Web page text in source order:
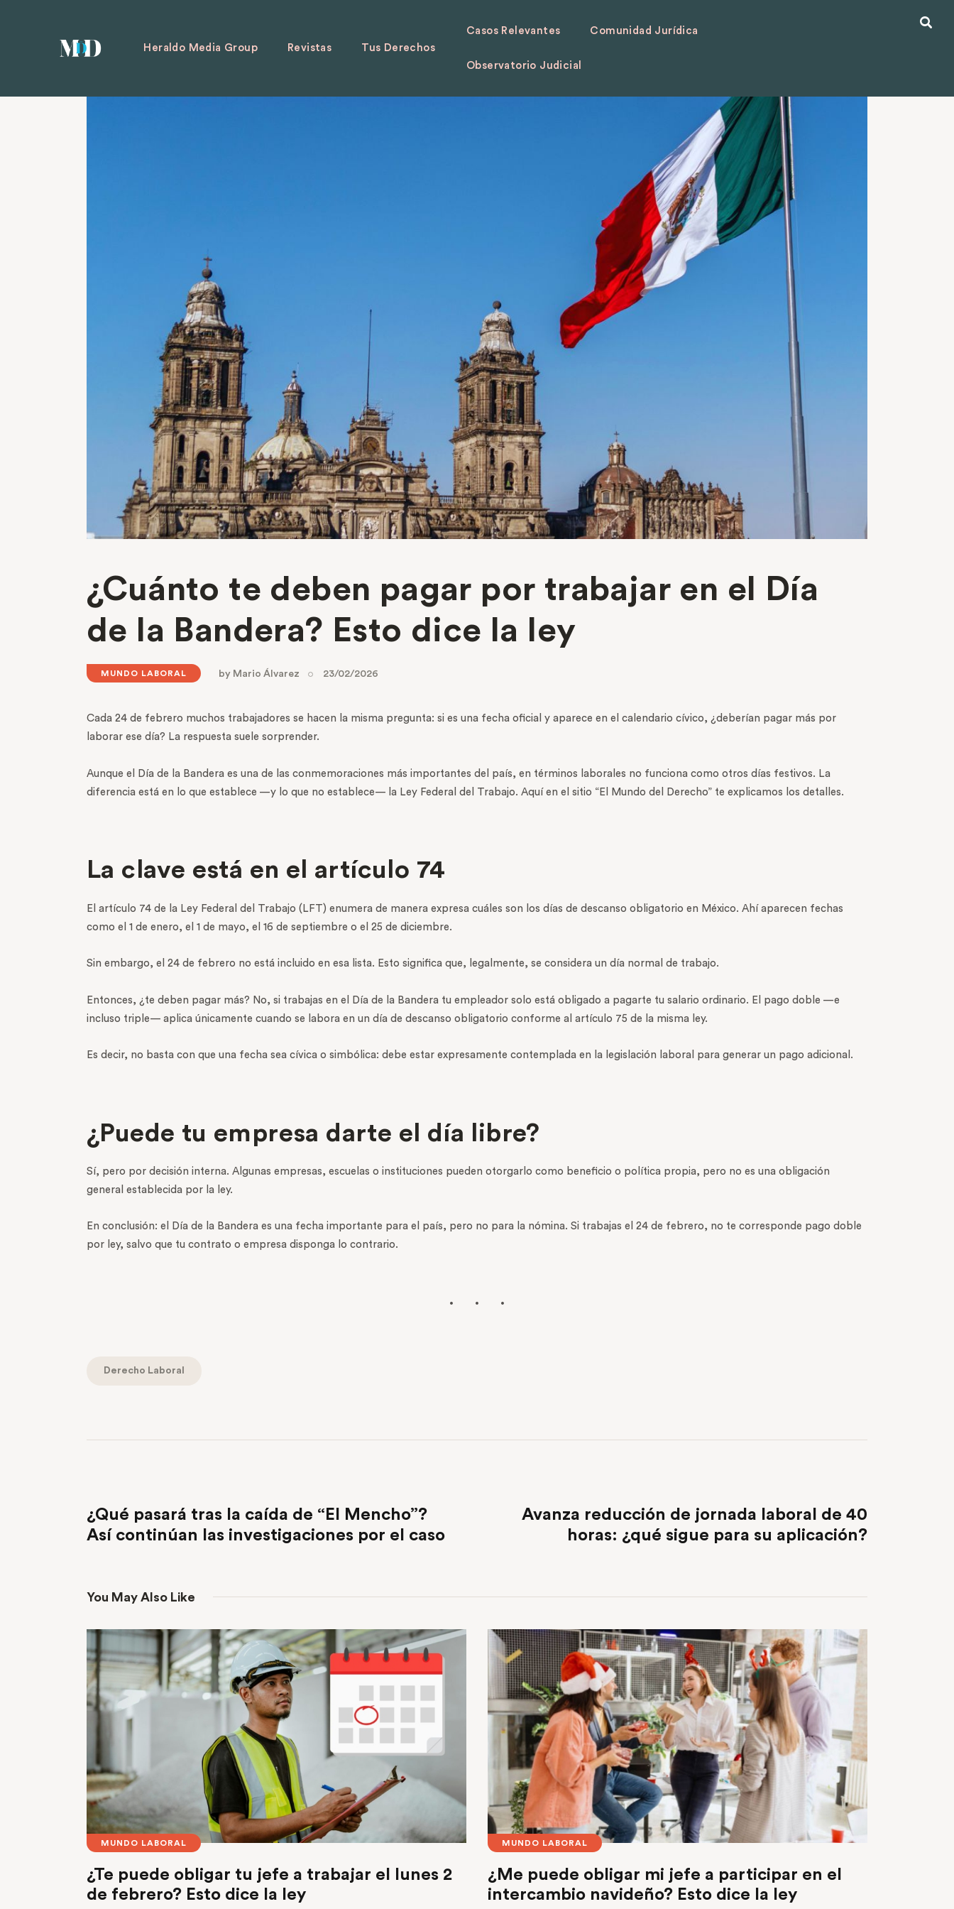
Heraldo Media Group Revistas Tus Derechos
Casos Relevantes Comunidad Jurídica
Observatorio Judicial
¿Cuánto te deben pagar por trabajar en el Día
de la Bandera? Esto dice la ley
MUNDO LABORAL by Mario Álvarez 23/02/2026
Cada 24 de febrero muchos trabajadores se hacen la misma pregunta: si es una fecha oficial y aparece en el calendario cívico, ¿deberían pagar más por
laborar ese día? La respuesta suele sorprender.
Aunque el Día de la Bandera es una de las conmemoraciones más importantes del país, en términos laborales no funciona como otros días festivos. La
diferencia está en lo que establece —y lo que no establece— la Ley Federal del Trabajo. Aquí en el sitio “El Mundo del Derecho” te explicamos los detalles.
La clave está en el artículo 74
El artículo 74 de la Ley Federal del Trabajo (LFT) enumera de manera expresa cuáles son los días de descanso obligatorio en México. Ahí aparecen fechas
como el 1 de enero, el 1 de mayo, el 16 de septiembre o el 25 de diciembre.
Sin embargo, el 24 de febrero no está incluido en esa lista. Esto significa que, legalmente, se considera un día normal de trabajo.
Entonces, ¿te deben pagar más? No, si trabajas en el Día de la Bandera tu empleador solo está obligado a pagarte tu salario ordinario. El pago doble —e
incluso triple— aplica únicamente cuando se labora en un día de descanso obligatorio conforme al artículo 75 de la misma ley.
Es decir, no basta con que una fecha sea cívica o simbólica: debe estar expresamente contemplada en la legislación laboral para generar un pago adicional.
¿Puede tu empresa darte el día libre?
Sí, pero por decisión interna. Algunas empresas, escuelas o instituciones pueden otorgarlo como beneficio o política propia, pero no es una obligación
general establecida por la ley.
En conclusión: el Día de la Bandera es una fecha importante para el país, pero no para la nómina. Si trabajas el 24 de febrero, no te corresponde pago doble
por ley, salvo que tu contrato o empresa disponga lo contrario.
Derecho Laboral
¿Qué pasará tras la caída de “El Mencho”?
Así continúan las investigaciones por el caso
Avanza reducción de jornada laboral de 40
horas: ¿qué sigue para su aplicación?
You May Also Like
MUNDO LABORAL
¿Te puede obligar tu jefe a trabajar el lunes 2
de febrero? Esto dice la ley
MUNDO LABORAL
¿Me puede obligar mi jefe a participar en el
intercambio navideño? Esto dice la ley